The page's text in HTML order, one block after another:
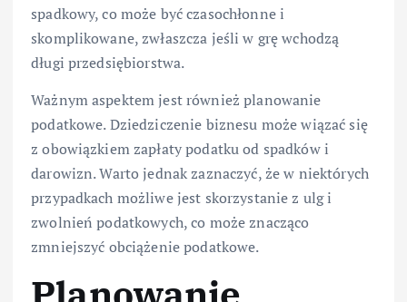
spadkowy, co może być czasochłonne i
skomplikowane, zwłaszcza jeśli w grę wchodzą
długi przedsiębiorstwa.
Ważnym aspektem jest również planowanie
podatkowe. Dziedziczenie biznesu może wiązać się
z obowiązkiem zapłaty podatku od spadków i
darowizn. Warto jednak zaznaczyć, że w niektórych
przypadkach możliwe jest skorzystanie z ulg i
zwolnień podatkowych, co może znacząco
zmniejszyć obciążenie podatkowe.